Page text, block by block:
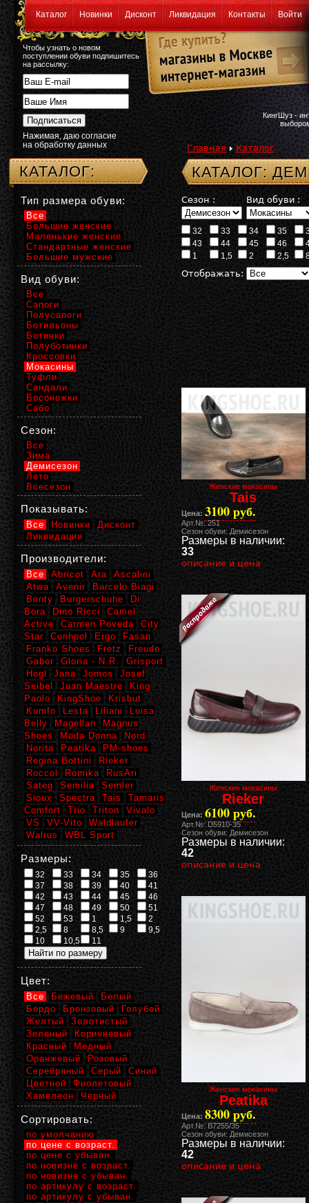
Каталог Новинки Дисконт Ликвидация Контакты Войти
Чтобы узнать о новом
поступлении обуви подпишитесь
на рассылку:
Нажимая, даю согласие
на обработку данных
КингШуз -
Главная Каталог
КАТАЛОГ:
Сезон : Вид обуви :
32 33 34 35
43
44 45 46
1
1,5 2 2,5
Отображать:
Женские мокасины
Tais
Цена: 3100 руб.
Арт.№: 251
Сезон обуви: Демисезон
Размеры в наличии:
33
описание и цена
Женские мокасины
Rieker
Цена: 6100 руб.
Арт.№: D5910-35
Сезон обуви: Демисезон
Размеры в наличии:
42
описание и цена
Женские мокасины
Peatika
Цена: 8300 руб.
Арт.№: B7255/35
Сезон обуви: Демисезон
Размеры в наличии:
42
описание и цена
КАТАЛОГ:
Тип размера обуви:
Все
Большие женские
Маленькие женские
Стандартные женские
Большие мужские
Вид обуви:
Все
Сапоги
Полусапоги
Ботильоны
Ботинки
Полуботинки
Кроссовки
Мокасины
Туфли
Сандали
Босоножки
Сабо
Сезон:
Все
Зима
Демисезон
Лето
Всесезон
Показывать:
Все Новинки
Дисконт
Ликвидация
Производители:
Все Abricot Ara
Ascalini
Atwa
Avenir
Barcelo Biagi
Bonty
Burgerschuhe
Di
Bora
Dino Ricci
Camel
Active
Carmen Poveda
City
Star
Conhpol Ergo
Fasan
Franko Shoes
Fretz
Freude
Gabor
Gloria - N.R.
Grisport
Hogl
Jana Jomos
Josef
Seibel
Juan Maestre
King
Paolo
KingShoe
Krisbut
Kumfo
Lesta Liliani
Luisa
Belly
Magellan
Magnus
Shoes
Moda Donna
Nord
Norita
Peatika
PM-shoes
Regina Bottini
Rieker
Roccol
Romika
RusAri
Sateg
Semilia
Semler
Sioux
Spectra Tais
Tamaris
Comfort
Trio Triton
Vivalo
VS
VV-Vito
Waldlaufer
Walrus
WBL Sport
Размеры:
32 33 34 35
36
37
38 39 40
41
42
43 44 45
46
47
48 49 50
51
52
53 1 1,5
2
2,5
8 8,5 9
9,5
10
10,5 11
Цвет:
Все Бежевый
Белый
Бордо
Бронзовый
Голубой
Желтый
Золотистый
Зеленый
Коричневый
Красный
Медный
Оранжевый
Розовый
Серебряный
Серый
Синий
Цветной
Фиолетовый
Хамелеон
Черный
Сортировать:
по умолчанию
по цене с возраст.
по цене с убыван.
по новизне с возраст.
по новизне с убыван.
по артикулу с возраст.
по артикулу с убыван.